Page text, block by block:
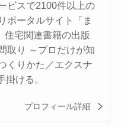
ビスで2100件以上の
ポータルサイト「ま
住宅関連書籍の出版
取り ～プロだけが知
くりかた／エクスナ
ける。
プロフィール詳細